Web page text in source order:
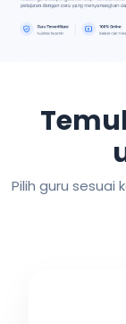
Pilih guru sesuai